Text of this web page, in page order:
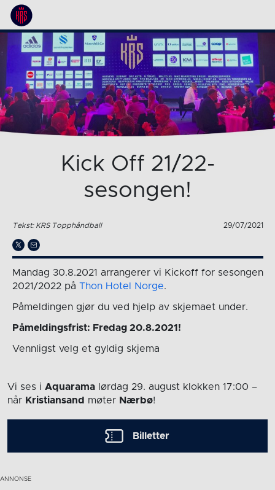
Kick Off 21/22-
sesongen!
Tekst: KRS Topphåndball 29/07/2021
Mandag 30.8.2021 arrangerer vi Kickoff for sesongen
2021/2022 på Thon Hotel Norge.
Påmeldingen gjør du ved hjelp av skjemaet under.
Påmeldingsfrist: Fredag 20.8.2021!
Vennligst velg et gyldig skjema
Vi ses i Aquarama lørdag 29. august klokken 17:00 –
når Kristiansand møter Nærbø!
Billetter